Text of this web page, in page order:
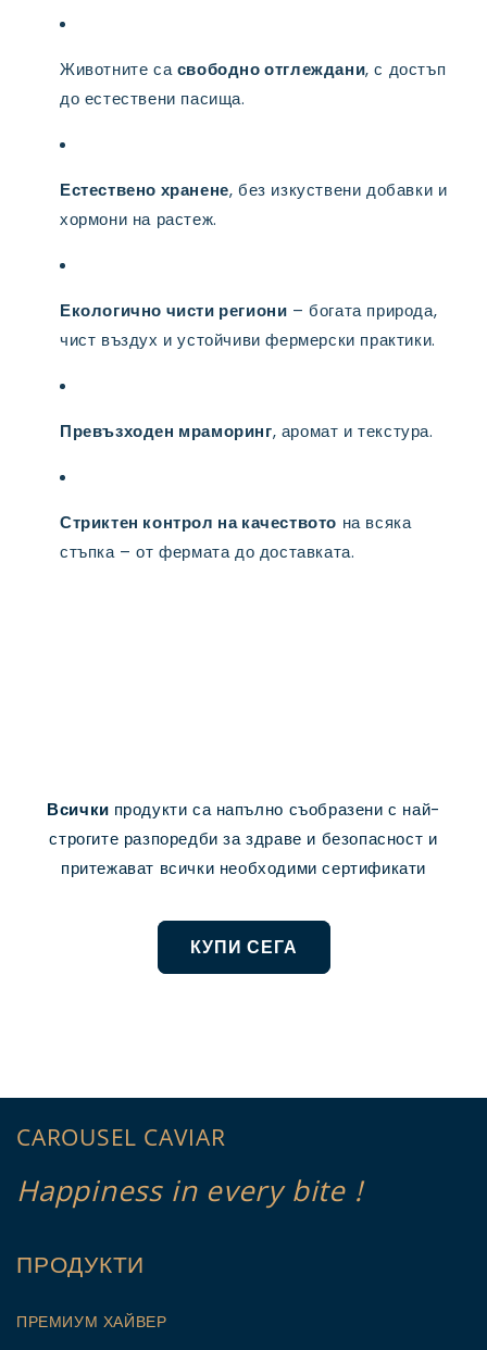
Животните сасвободно отглеждани, с достъп
до естествени пасища.
Естествено хранене, без изкуствени добавки и
хормони на растеж.
Екологично чисти региони – богата природа,
чист въздух и устойчиви фермерски практики.
Превъзходен мраморинг, аромат и текстура.
Стриктен контрол на качеството на всяка
стъпка – от фермата до доставката.
Всички продукти са напълно съобразени с най-
строгите разпоредби за здраве и безопасност и
притежават всички необходими сертификати
КУПИ СЕГА
CAROUSEL CAVIAR
Happiness in every bite !
ПРОДУКТИ
ПРЕМИУМ ХАЙВЕР